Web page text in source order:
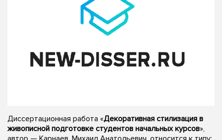
Диссертационная работа «Декоративная стилизация в
живописной подготовке студентов начальных курсов»,